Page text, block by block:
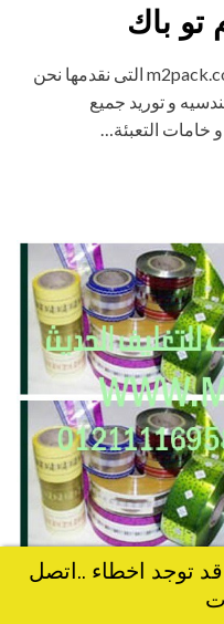
تو باك
ماكينة اللحام الرأسية موديل m2pack.com 303 التى نقدمها نحن
و توريد جميع
خامات التعبئة…
الى 40 %... قد توجد اخطاء ..اتصل